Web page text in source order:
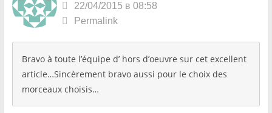
22/04/2015 в 08:58
Permalink
Bravo à toute l’équipe d’ hors d’oeuvre sur cet excellent
article…Sincèrement bravo aussi pour le choix des
morceaux choisis…